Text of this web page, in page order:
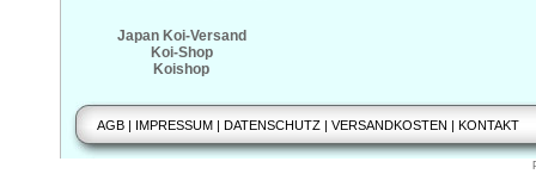
Japan Koi-Versand
Koi-Shop
Koishop
AGB | IMPRESSUM | DATENSCHUTZ | VERSANDKOSTEN | KONTAKT